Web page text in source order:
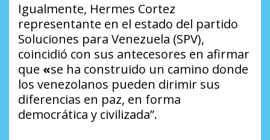
Igualmente, Hermes Cortez
representante en el estado del partido
Soluciones para Venezuela (SPV),
coincidió con sus antecesores en afirmar
que «se ha construido un camino donde
los venezolanos pueden dirimir sus
diferencias en paz, en forma
democrática y civilizada”.